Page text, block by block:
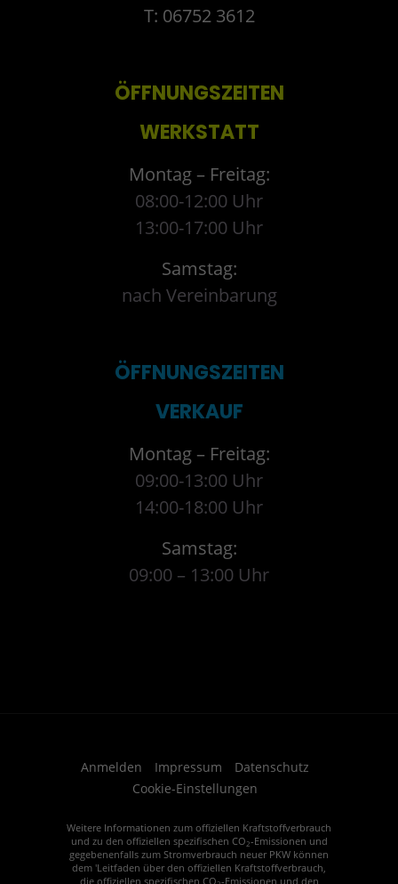
T: 06752 3612
ÖFFNUNGSZEITEN
WERKSTATT
Montag – Freitag:
08:00-12:00 Uhr
13:00-17:00 Uhr
Samstag:
nach Vereinbarung
ÖFFNUNGSZEITEN
VERKAUF
Montag – Freitag:
09:00-13:00 Uhr
14:00-18:00 Uhr
Samstag:
09:00 – 13:00 Uhr
Anmelden Impressum
Datenschutz
Cookie-Einstellungen
Weitere Informationen zum offiziellen Kraftstoffverbrauch
und zu den offiziellen spezifischen CO 2-Emissionen und
gegebenenfalls zum Stromverbrauch neuer PKW können
dem 'Leitfaden über den offiziellen Kraftstoffverbrauch,
die offiziellen spezifischen CO -Emissionen und den